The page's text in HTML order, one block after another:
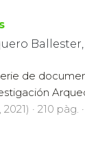
de
· 210 pàg.